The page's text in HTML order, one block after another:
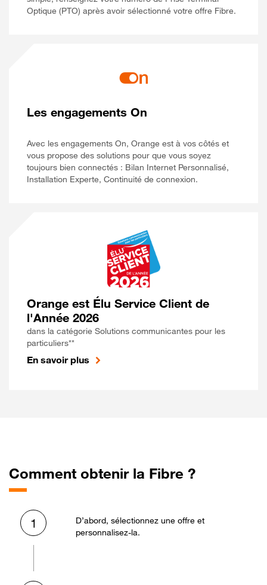
Optique (PTO) après avoir sélectionné votre offre Fibre.
Les engagements On
Avec les engagements On, Orange est à vos côtés et
vous propose des solutions pour que vous soyez
toujours bien connectés : Bilan Internet Personnalisé,
Installation Experte, Continuité de connexion.
Orange est Élu Service Client de
l'Année 2026
dans la catégorie Solutions communicantes pour les
particuliers**
En savoir plus
Comment obtenir la Fibre ?
1
D’abord, sélectionnez une offre et
personnalisez-la.